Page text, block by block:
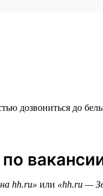
дозвониться до
hh.ru» или «hh.ru —